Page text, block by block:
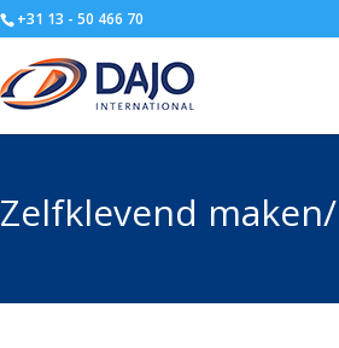
+31 13 - 50 466 70
Zelfklevend